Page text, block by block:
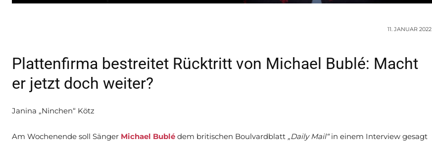
11. JANUAR 2022
Plattenfirma bestreitet Rücktritt von Michael Bublé: Macht
er jetzt doch weiter?
Janina „Ninchen“ Kötz
Am Wochenende soll Sänger Michael Bublé dem britischen Boulvardblatt „Daily Mail“in einem Interview gesagt